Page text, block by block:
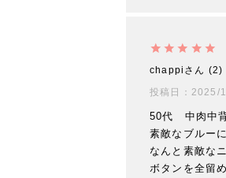
chappi 2
投稿日
2025/
50代　中肉中
素敵なブルー
なんと素敵な
ボタンを全留